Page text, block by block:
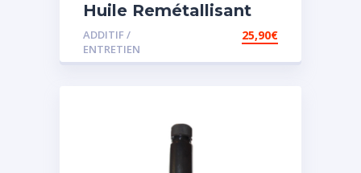
Huile Remétallisant
Moteur SMT2
ADDITIF /
ENTRETIEN
25,90€